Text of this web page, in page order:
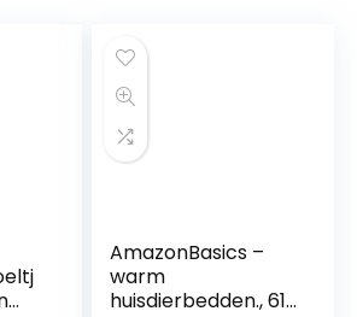
AmazonBasics –
warm
huisdierbedden., 61